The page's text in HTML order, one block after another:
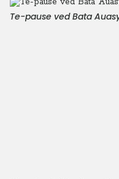
Te-pause ved Bata